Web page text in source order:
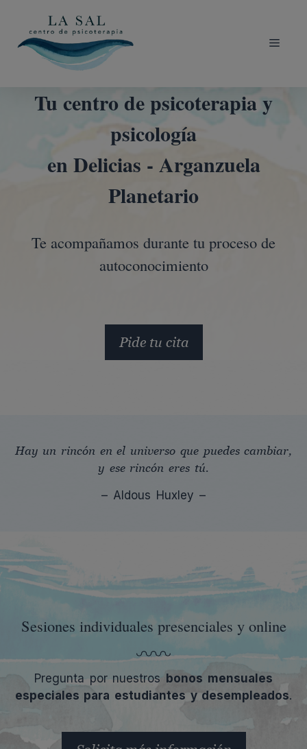
Tu centro de psicoterapia y
psicología
en Delicias - Arganzuela
Planetario
Te acompañamos durante tu proceso de
autoconocimiento
Pide tu cita
Hay un rincón en el universo que puedes cambiar,
y ese rincón eres tú.
– Aldous Huxley –
Sesiones individuales presenciales y online
Pregunta por nuestros bonos mensuales
especiales para estudiantes y desempleados.